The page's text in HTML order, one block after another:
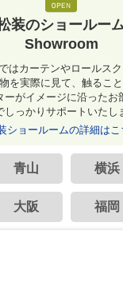
装のショールー
Showroom
はカーテンやロールス
を実際に見て、触ること
ーがイメージに沿ったお
しっかりサポートいたし
ショールームの詳細はこ
青山 横浜
大阪 福岡